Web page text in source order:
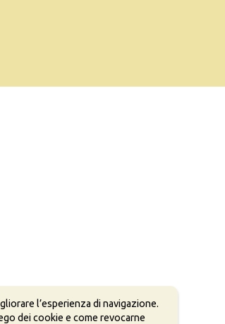
l’esperienza di navigazione.
dei cookie e come revocarne